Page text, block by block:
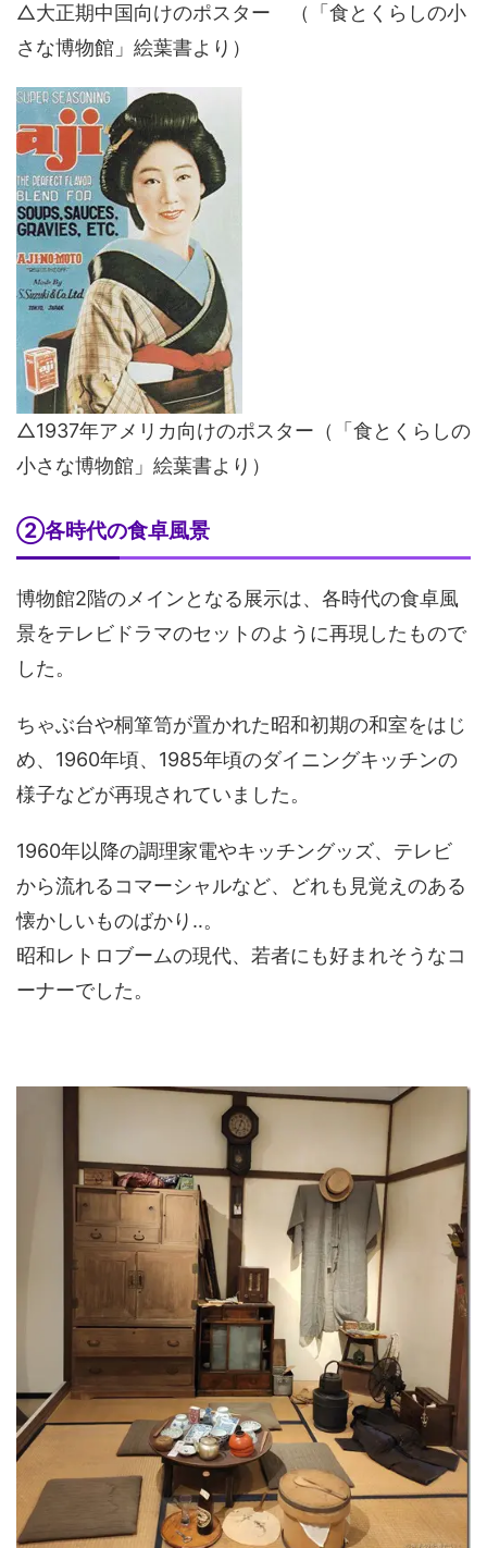
△大正期中国向けのポスター （「食とくらしの小
さな博物館」絵葉書より）
△1937年アメリカ向けのポスター（「食とくらしの
小さな博物館」絵葉書より）
②各時代の食卓風景
博物館2階のメインとなる展示は、各時代の食卓風
景をテレビドラマのセットのように再現したもので
した。
ちゃぶ台や桐箪笥が置かれた昭和初期の和室をはじ
め、1960年頃、1985年頃のダイニングキッチンの
様子などが再現されていました。
1960年以降の調理家電やキッチングッズ、テレビ
から流れるコマーシャルなど、どれも見覚えのある
懐かしいものばかり‥。
昭和レトロブームの現代、若者にも好まれそうなコ
ーナーでした。